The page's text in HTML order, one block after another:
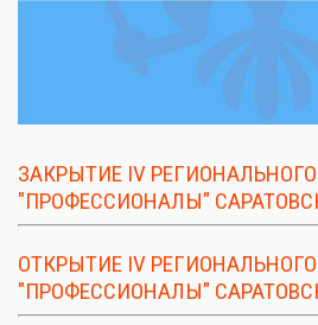
ЗАКРЫТИЕ IV
"ПРОФЕССИОНАЛЫ"
ОТКРЫТИЕ IV
"ПРОФЕССИОНАЛЫ"